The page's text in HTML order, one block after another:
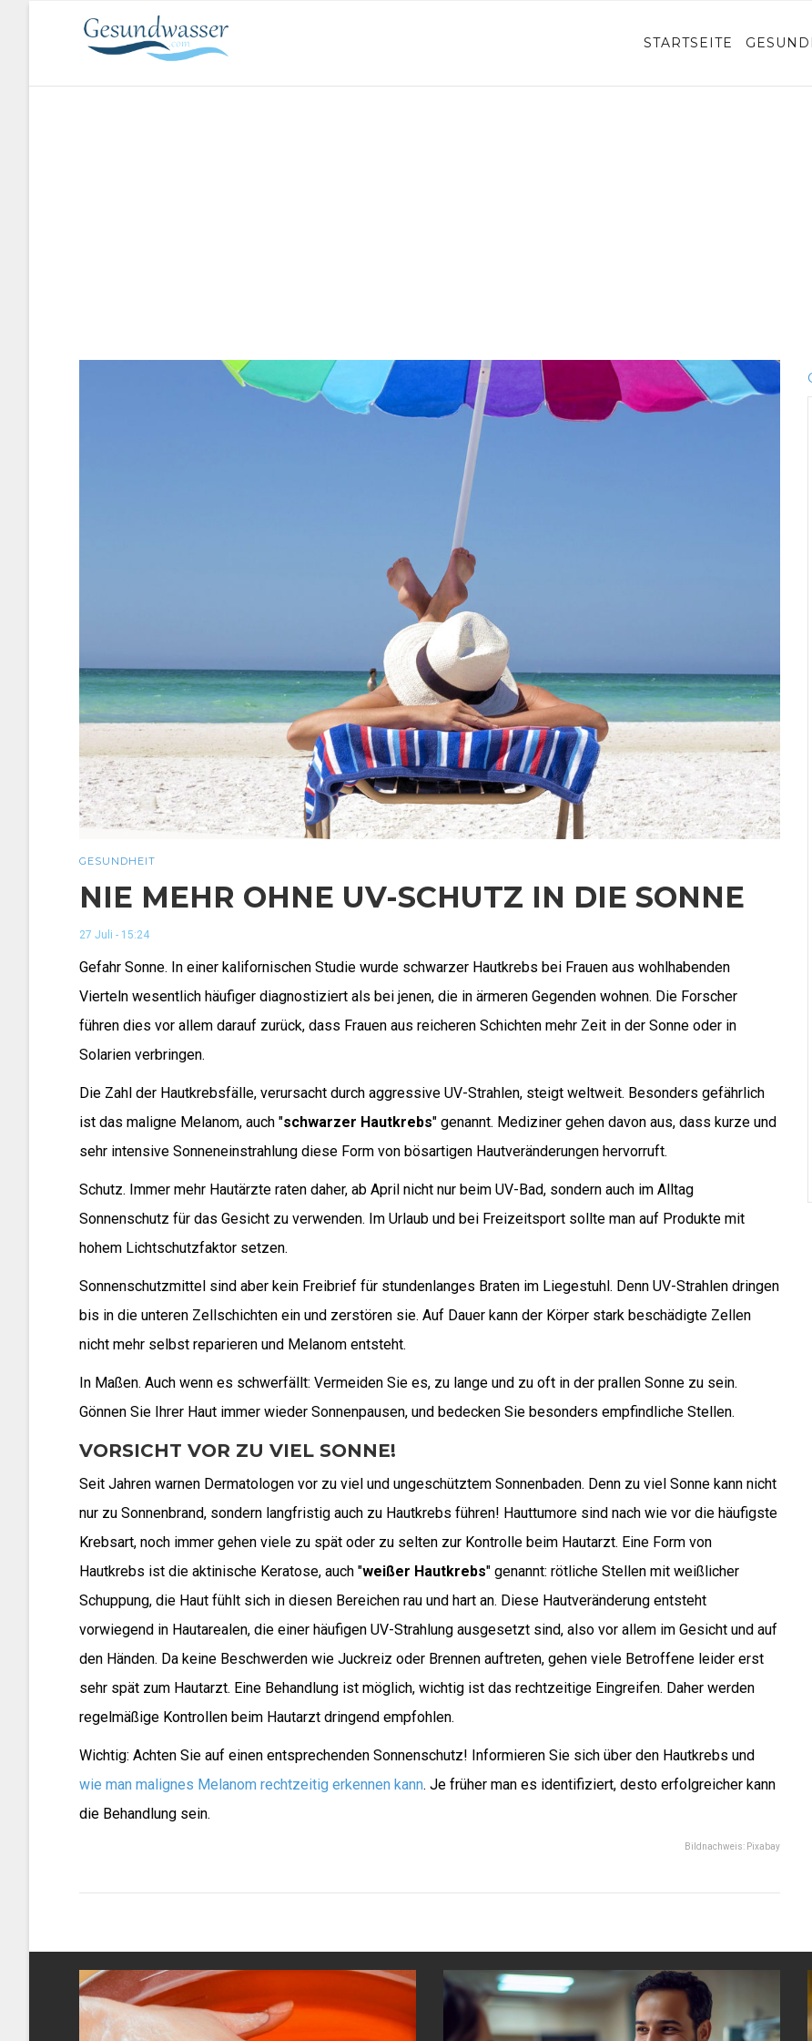
STARTSEITE
GESUNDHEIT
NIE MEHR OHNE UV-SCHUTZ IN DIE SONNE
27 Juli - 15:24
Gefahr Sonne. In einer kalifornischen Studie wurde schwarzer Hautkrebs bei Frauen aus wohlhabenden
Vierteln wesentlich häufiger diagnostiziert als bei jenen, die in ärmeren Gegenden wohnen. Die Forscher
führen dies vor allem darauf zurück, dass Frauen aus reicheren Schichten mehr Zeit in der Sonne oder in
Solarien verbringen.
Die Zahl der Hautkrebsfälle, verursacht durch aggressive UV-Strahlen, steigt weltweit. Besonders gefährlich
ist das maligne Melanom, auch "schwarzer Hautkrebs" genannt. Mediziner gehen davon aus, dass kurze und
sehr intensive Sonneneinstrahlung diese Form von bösartigen Hautveränderungen hervorruft.
Schutz. Immer mehr Hautärzte raten daher, ab April nicht nur beim UV-Bad, sondern auch im Alltag
Sonnenschutz für das Gesicht zu verwenden. Im Urlaub und bei Freizeitsport sollte man auf Produkte mit
hohem Lichtschutzfaktor setzen.
Sonnenschutzmittel sind aber kein Freibrief für stundenlanges Braten im Liegestuhl. Denn UV-Strahlen dringen
bis in die unteren Zellschichten ein und zerstören sie. Auf Dauer kann der Körper stark beschädigte Zellen
nicht mehr selbst reparieren und Melanom entsteht.
In Maßen. Auch wenn es schwerfällt: Vermeiden Sie es, zu lange und zu oft in der prallen Sonne zu sein.
Gönnen Sie Ihrer Haut immer wieder Sonnenpausen, und bedecken Sie besonders empfindliche Stellen.
VORSICHT VOR ZU VIEL SONNE!
Seit Jahren warnen Dermatologen vor zu viel und ungeschütztem Sonnenbaden. Denn zu viel Sonne kann nicht
nur zu Sonnenbrand, sondern langfristig auch zu Hautkrebs führen! Hauttumore sind nach wie vor die häufigste
Krebsart, noch immer gehen viele zu spät oder zu selten zur Kontrolle beim Hautarzt. Eine Form von
Hautkrebs ist die aktinische Keratose, auch "weißer Hautkrebs" genannt: rötliche Stellen mit weißlicher
Schuppung, die Haut fühlt sich in diesen Bereichen rau und hart an. Diese Hautveränderung entsteht
vorwiegend in Hautarealen, die einer häufigen UV-Strahlung ausgesetzt sind, also vor allem im Gesicht und auf
den Händen. Da keine Beschwerden wie Juckreiz oder Brennen auftreten, gehen viele Betroffene leider erst
sehr spät zum Hautarzt. Eine Behandlung ist möglich, wichtig ist das rechtzeitige Eingreifen. Daher werden
regelmäßige Kontrollen beim Hautarzt dringend empfohlen.
Wichtig: Achten Sie auf einen entsprechenden Sonnenschutz! Informieren Sie sich über den Hautkrebs und
wie man malignes Melanom rechtzeitig erkennen kann. Je früher man es identifiziert, desto erfolgreicher kann
die Behandlung sein.
Bildnachweis: Pixabay